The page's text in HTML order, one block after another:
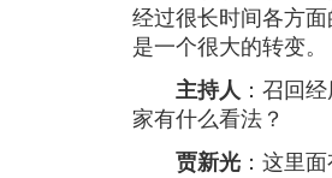
经过很长时间各方
是一个很大的转变。
主持人 ：召回
家有什么看法？
贾新光 ：这里